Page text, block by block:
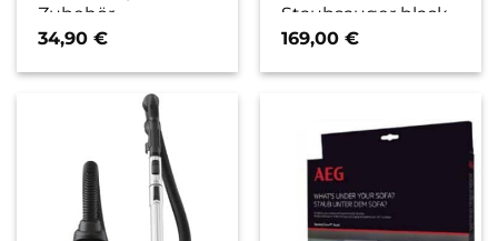
Zubehör
34,90€
Staubsauger black
recycled
169,00€